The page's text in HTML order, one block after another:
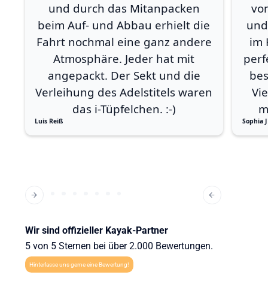
und durch das Mitanpacken
beim Auf- und Abbau erhielt die
Fahrt nochmal eine ganz andere
Atmosphäre. Jeder hat mit
angepackt. Der Sekt und die
Verleihung des Adelstitels waren
das i-Tüpfelchen. :-)
Luis Reiß
im
Sophia J
Wir sind offizieller Kayak-Partner
5 von 5 Sternen bei über 2.000 Bewertungen.
Hinterlasse uns gerne eine Bewertung!